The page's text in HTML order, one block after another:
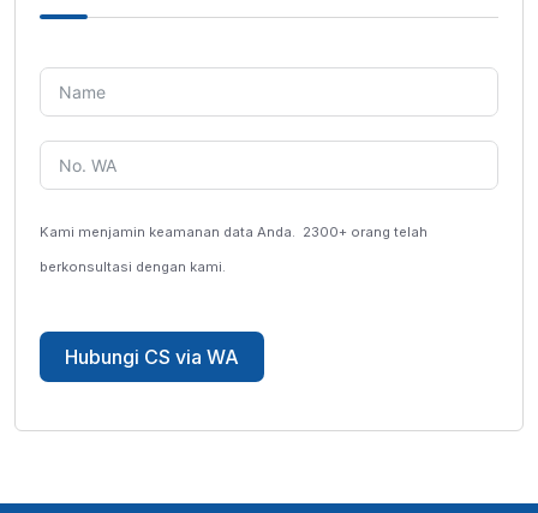
Kami menjamin keamanan data Anda. 2300+ orang telah
berkonsultasi dengan kami.
Hubungi CS via WA